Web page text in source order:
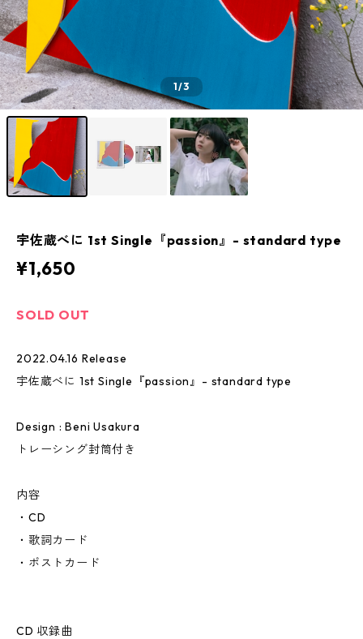
1/3
宇佐蔵べに 1st Single『passion』- standard type
¥1,650
SOLD OUT
2022.04.16 Release
宇佐蔵べに 1st Single『passion』- standard type
Design : Beni Usakura
トレーシング封筒付き
内容
・CD
・歌詞カード
・ポストカード
CD 収録曲